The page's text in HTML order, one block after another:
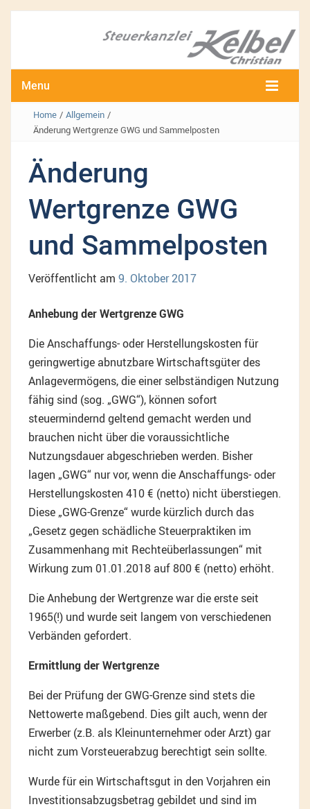
Menu
Home / Allgemein /
Änderung Wertgrenze GWG und Sammelposten
Änderung
Wertgrenze GWG
und Sammelposten
Veröffentlicht am 9. Oktober 2017
Anhebung der Wertgrenze GWG
Die Anschaffungs- oder Herstellungskosten für
geringwertige abnutzbare Wirtschaftsgüter des
Anlagevermögens, die einer selbständigen Nutzung
fähig sind (sog. „GWG“), können sofort
steuermindernd geltend gemacht werden und
brauchen nicht über die voraussichtliche
Nutzungsdauer abgeschrieben werden. Bisher
lagen „GWG“ nur vor, wenn die Anschaffungs- oder
Herstellungskosten 410 € (netto) nicht überstiegen.
Diese „GWG-Grenze“ wurde kürzlich durch das
„Gesetz gegen schädliche Steuerpraktiken im
Zusammenhang mit Rechteüberlassungen“ mit
Wirkung zum 01.01.2018 auf 800 € (netto) erhöht.
Die Anhebung der Wertgrenze war die erste seit
1965(!) und wurde seit langem von verschiedenen
Verbänden gefordert.
Ermittlung der Wertgrenze
Bei der Prüfung der GWG-Grenze sind stets die
Nettowerte maßgebend. Dies gilt auch, wenn der
Erwerber (z.B. als Kleinunternehmer oder Arzt) gar
nicht zum Vorsteuerabzug berechtigt sein sollte.
Wurde für ein Wirtschaftsgut in den Vorjahren ein
Investitionsabzugsbetrag gebildet und sind im